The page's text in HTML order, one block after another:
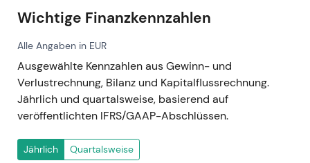
Wichtige Finanzkennzahlen
Alle Angaben in EUR
Ausgewählte Kennzahlen aus Gewinn- und
Verlustrechnung, Bilanz und Kapitalflussrechnung.
Jährlich und quartalsweise, basierend auf
veröffentlichten IFRS/GAAP-Abschlüssen.
Jährlich Quartalsweise